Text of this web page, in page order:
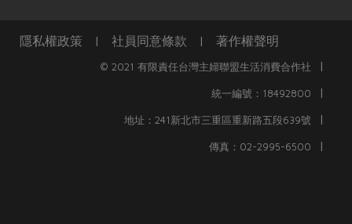
隱私權政策 | 社員同意條款 | 著作權聲明
© 2021 有限責任台灣主婦聯盟生活消費合作社 |
統一編號：18492800 |
地址：241新北市三重區重新路五段639號 |
傳真：02-2995-6500 |